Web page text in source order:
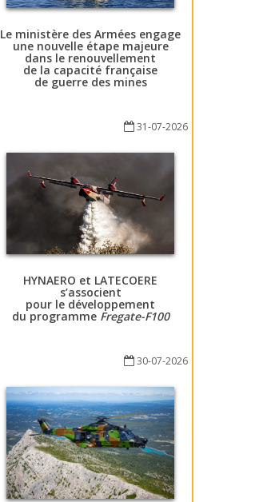
Le ministère des Armées engage
une nouvelle étape majeure
dans le renouvellement
de la capacité française
de guerre des mines
31-07-2026
HYNAERO et LATECOERE
s’associent
pour le développement
du programme Fregate-F100
30-07-2026